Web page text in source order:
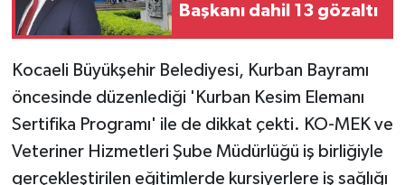
Başkanı dahil 13 gözaltı
Kocaeli Büyükşehir Belediyesi, Kurban Bayramı
öncesinde düzenlediği 'Kurban Kesim Elemanı
Sertifika Programı' ile de dikkat çekti. KO-MEK ve
Veteriner Hizmetleri Şube Müdürlüğü iş birliğiyle
gerçekleştirilen eğitimlerde kursiyerlere iş sağlığı